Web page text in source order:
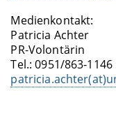
Medienkontakt:
Patricia Achter
PR-Volontärin
Tel.: 0951/863-1146